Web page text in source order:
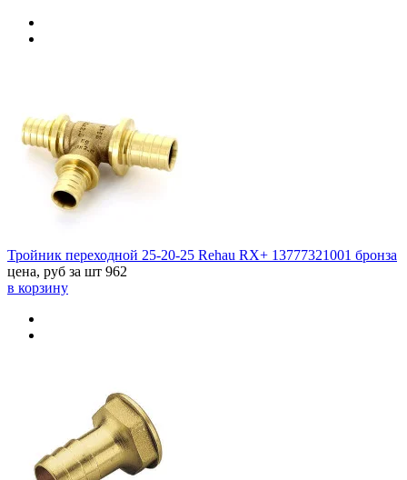
Тройник переходной 25-20-25 Rehau RX+ 13777321001 бронза
цена, руб за шт 962
в корзину